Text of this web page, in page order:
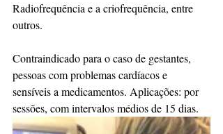
Radiofrequência e a criofrequência, entre
outros.
Contraindicado para o caso de gestantes,
pessoas com problemas cardíacos e
sensíveis a medicamentos. Aplicações: por
sessões, com intervalos médios de 15 dias.